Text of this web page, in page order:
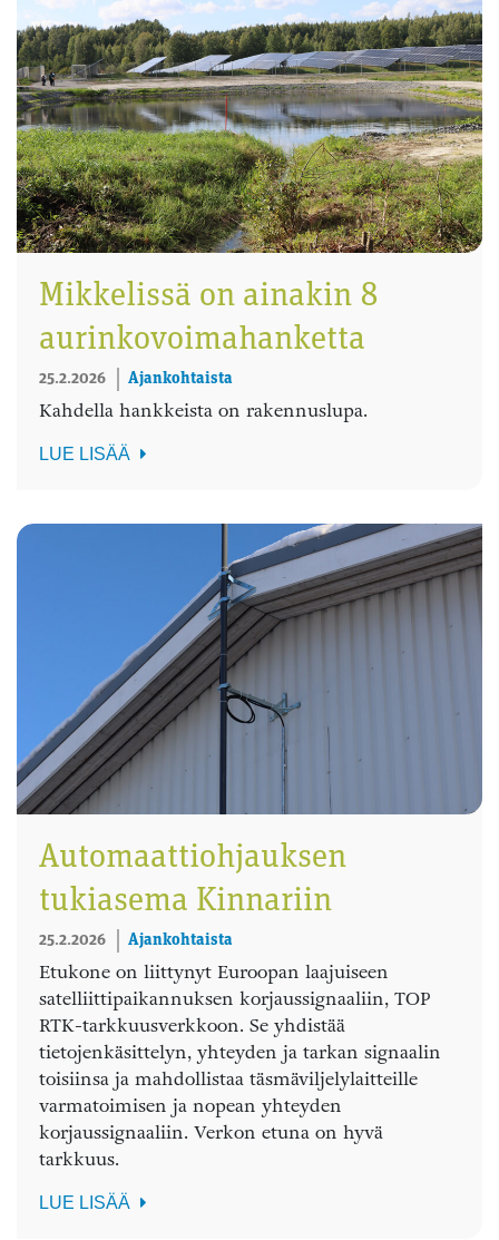
Mikkelissä on ainakin 8
aurinkovoimahanketta
25.2.2026 Ajankohtaista
Kahdella hankkeista on rakennuslupa.
LUE LISÄÄ
Automaattiohjauksen
tukiasema Kinnariin
25.2.2026 Ajankohtaista
Etukone on liittynyt Euroopan laajuiseen
satelliittipaikannuksen korjaussignaaliin, TOP
RTK-tarkkuusverkkoon. Se yhdistää
tietojenkäsittelyn, yhteyden ja tarkan signaalin
toisiinsa ja mahdollistaa täsmäviljelylaitteille
varmatoimisen ja nopean yhteyden
korjaussignaaliin. Verkon etuna on hyvä
tarkkuus.
LUE LISÄÄ